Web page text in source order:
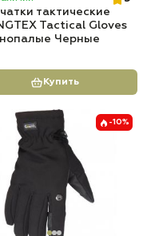
тактические
Tactical Gloves
Черные
Купить
-10%